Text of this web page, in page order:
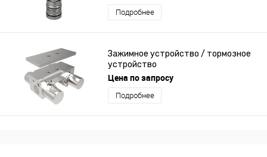
Подробнее
Зажимное устройство / тормозное
устройство
Цена по запросу
Подробнее